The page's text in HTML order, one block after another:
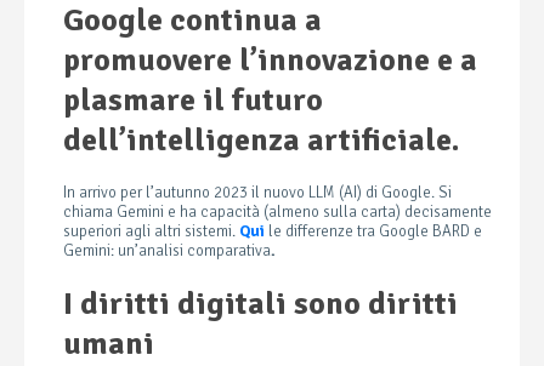
Google continua a
promuovere l’innovazione e a
plasmare il futuro
dell’intelligenza artificiale.
In arrivo per l’autunno 2023 il nuovo LLM (AI) di Google. Si
chiama Gemini e ha capacità (almeno sulla carta) decisamente
superiori agli altri sistemi. Qui le differenze tra Google BARD e
Gemini: un’analisi comparativa.
I diritti digitali sono diritti
umani